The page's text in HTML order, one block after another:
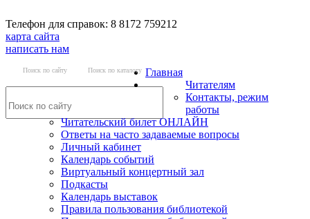
Телефон для справок: 8 8172 759212
карта сайта
написать нам
Поиск по сайту Поиск по каталогу Главная
Читателям
Контакты, режим
работы
Читательский билет ОНЛАЙН
Ответы на часто задаваемые вопросы
Личный кабинет
Календарь событий
Виртуальный концертный зал
Подкасты
Календарь выставок
Правила пользования библиотекой